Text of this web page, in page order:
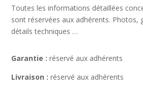
Toutes les informations détaillées
sont réservées aux adhérents. Photos,
détails techniques …
Garantie : réservé aux adhérents
Livraison : réservé aux adhérents